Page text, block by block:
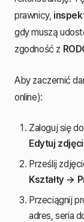
prawnicy,
gdy muszą
zgodność z
Aby zaczernić
online):
Zaloguj się
Edytuj
Prześlij
Kształty →
Przeciągnij
adres, seria